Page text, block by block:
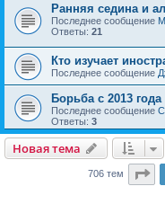
Ранняя седина и
Последнее сообщение
Ответы: 21
Кто изучает
Последнее сообщение
Борьба с 2013 года
Последнее сообщение
Ответы: 3
Новая тема
706 тем